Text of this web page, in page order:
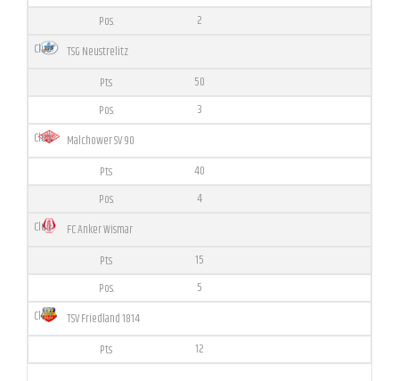
2
TSG Neustrelitz
50
3
Malchower SV 90
40
4
FC Anker Wismar
15
5
TSV Friedland 1814
12